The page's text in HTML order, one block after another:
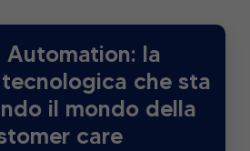
Automation: la
che sta
il mondo della
care